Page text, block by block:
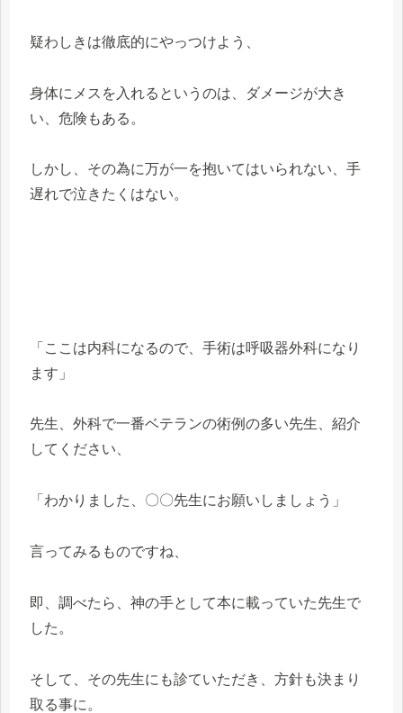
疑わしきは徹底的にやっつけよう、
身体にメスを入れるというのは、ダメージが大き
い、危険もある。
しかし、その為に万が一を抱いてはいられない、手
遅れで泣きたくはない。
「ここは内科になるので、手術は呼吸器外科になり
ます」
先生、外科で一番ベテランの術例の多い先生、紹介
してください、
「わかりました、〇〇先生にお願いしましょう」
言ってみるものですね、
即、調べたら、神の手として本に載っていた先生で
した。
そして、その先生にも診ていただき、方針も決まり
取る事に。